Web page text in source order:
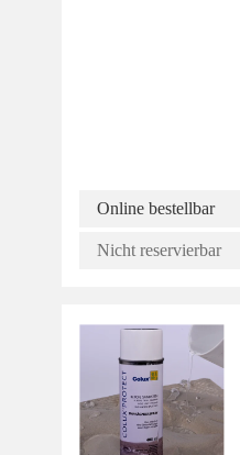
Online bestellbar
Nicht reservierbar